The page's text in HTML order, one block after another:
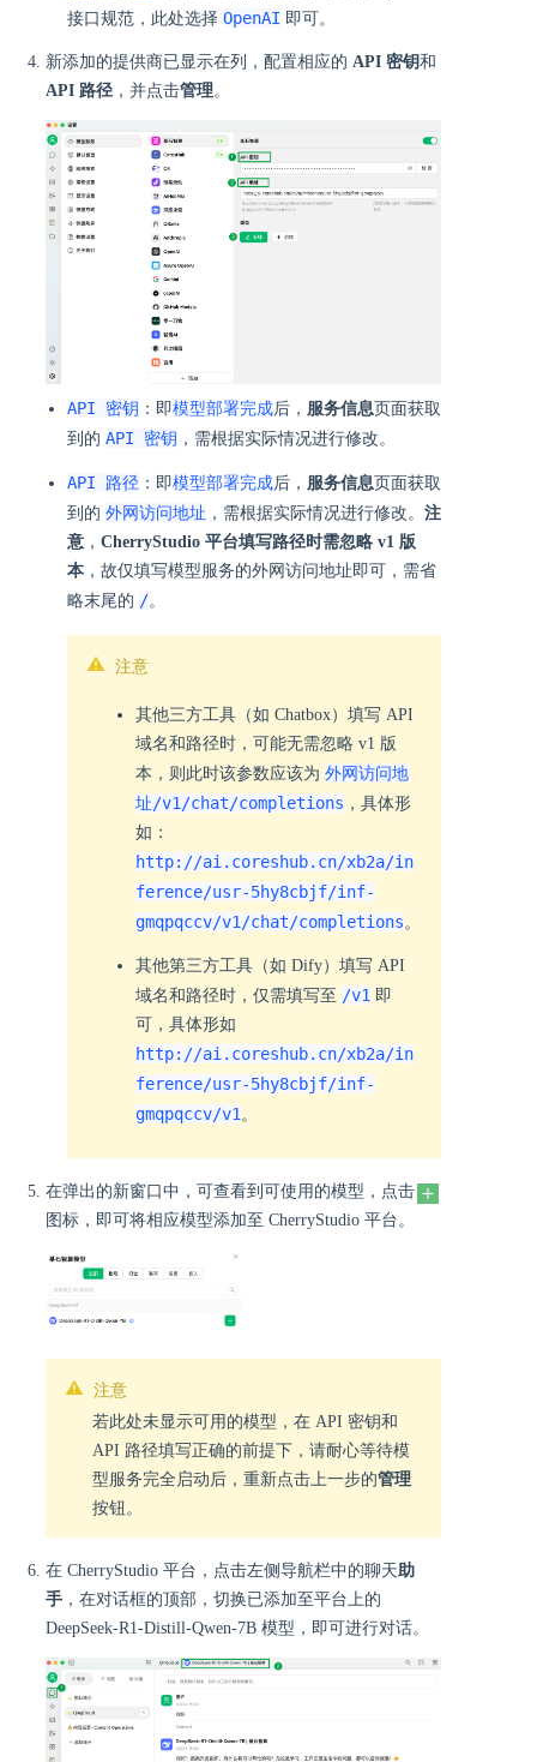
接口规范，此处选择 OpenAI 即可。
新添加的提供商已显示在列，配置相应的 API 密钥和
API 路径 ，并点击管理。
API 密钥 ：即模型部署完成后， 服务信息页面获取
到的 API 密钥 ，需根据实际情况进行修改。
API 路径 ：即模型部署完成后， 服务信息页面获取
到的 外网访问地址 ，需根据实际情况进行修改。 注
意 ， CherryStudio 平台填写路径时需忽略 v1 版
本 ，故仅填写模型服务的外网访问地址即可，需省
略末尾的 /。
注意
其他三方工具（如 Chatbox）填写 API
域名和路径时，可能无需忽略 v1 版
本，则此时该参数应该为 外网访问地
址/v1/chat/completions ，具体形
如：
http://ai.coreshub.cn/xb2a/in
ference/usr-5hy8cbjf/inf-
gmqpqccv/v1/chat/completions。
其他第三方工具（如 Dify）填写 API
域名和路径时，仅需填写至 /v1 即
可，具体形如
http://ai.coreshub.cn/xb2a/in
ference/usr-5hy8cbjf/inf-
gmqpqccv/v1。
在弹出的新窗口中，可查看到可使用的模型，点击
图标，即可将相应模型添加至 CherryStudio 平台。
注意
若此处未显示可用的模型，在 API 密钥和
API 路径填写正确的前提下，请耐心等待模
型服务完全启动后，重新点击上一步的管理
按钮。
在 CherryStudio 平台，点击左侧导航栏中的聊天 助
手 ，在对话框的顶部，切换已添加至平台上的
DeepSeek-R1-Distill-Qwen-7B 模型，即可进行对话。